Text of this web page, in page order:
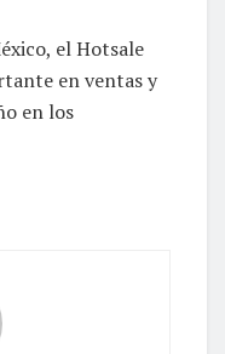
el Hotsale
en ventas y
en los